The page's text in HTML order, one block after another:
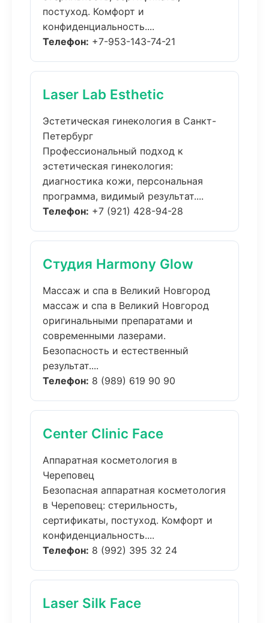
постуход. Комфорт и
конфиденциальность....
Телефон: +7-953-143-74-21
Laser Lab Esthetic
Эстетическая гинекология в Санкт-
Петербург
Профессиональный подход к
эстетическая гинекология:
диагностика кожи, персональная
программа, видимый результат....
Телефон: +7 (921) 428-94-28
Студия Harmony Glow
Массаж и спа в Великий Новгород
массаж и спа в Великий Новгород
оригинальными препаратами и
современными лазерами.
Безопасность и естественный
результат....
Телефон: 8 (989) 619 90 90
Center Clinic Face
Аппаратная косметология в
Череповец
Безопасная аппаратная косметология
в Череповец: стерильность,
сертификаты, постуход. Комфорт и
конфиденциальность....
Телефон: 8 (992) 395 32 24
Laser Silk Face